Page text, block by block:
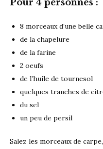
Pour 4 personnes :
8 morceaux d’une belle
de la chapelure
de la farine
2 oeufs
de l’huile de tournesol
quelques tranches de
du sel
un peu de persil
Salez les morceaux de